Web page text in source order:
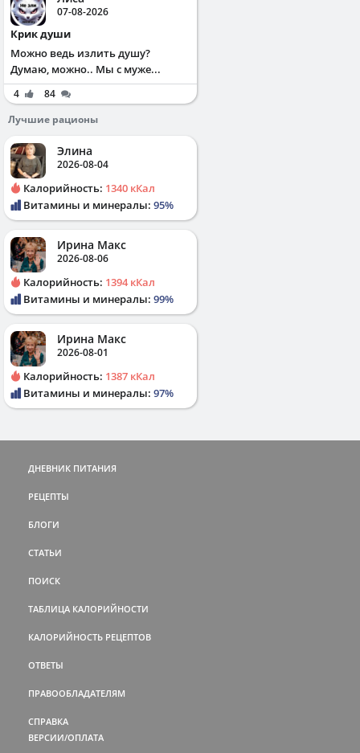
07-08-2026
Крик души
Можно ведь излить душу?
Думаю, можно.. Мы с муже...
4
84
Лучшие рационы
Элина
2026-08-04
Калорийность: 1340 кКал
Витамины и минералы: 95%
Ирина Макс
2026-08-06
Калорийность: 1394 кКал
Витамины и минералы: 99%
Ирина Макс
2026-08-01
Калорийность: 1387 кКал
Витамины и минералы: 97%
ДНЕВНИК ПИТАНИЯ
РЕЦЕПТЫ
БЛОГИ
СТАТЬИ
ПОИСК
ТАБЛИЦА КАЛОРИЙНОСТИ
КАЛОРИЙНОСТЬ РЕЦЕПТОВ
ОТВЕТЫ
ПРАВООБЛАДАТЕЛЯМ
СПРАВКА
ВЕРСИИ/ОПЛАТА